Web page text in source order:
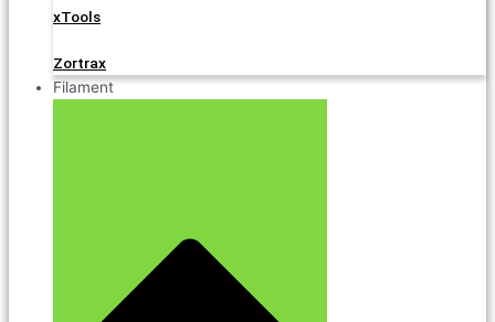
xTools
Zortrax
Filament